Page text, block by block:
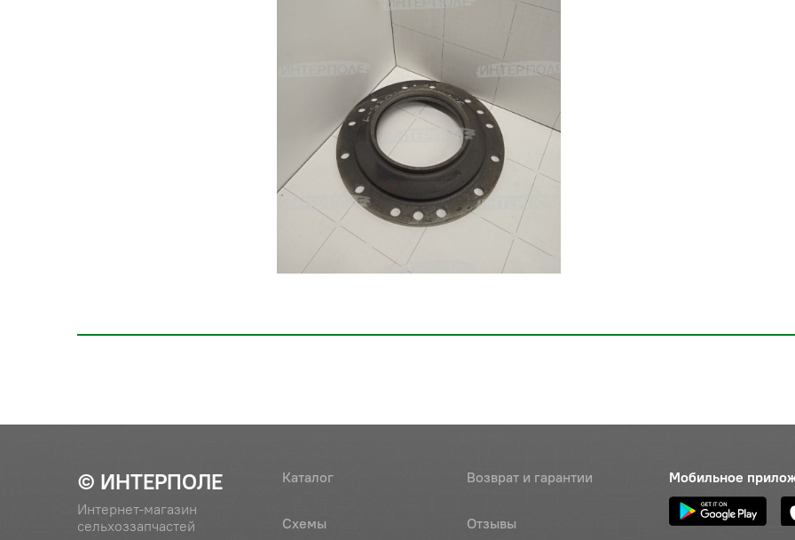
© ИНТЕРПОЛЕ
Интернет-магазин
сельхоззапчастей
Каталог
Схемы
Возврат и гарантии
Отзывы
Мобильное